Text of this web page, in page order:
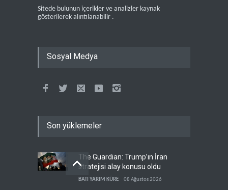
Sitede bulunun içerikler ve analizler kaynak
gösterilerek alıntılanabilir .
Sosyal Medya
Son yüklemeler
The Guardian: Trump’ın İran
stratejisi alay konusu oldu
BATI YARIM KÜRE 08 Ağustos 2026